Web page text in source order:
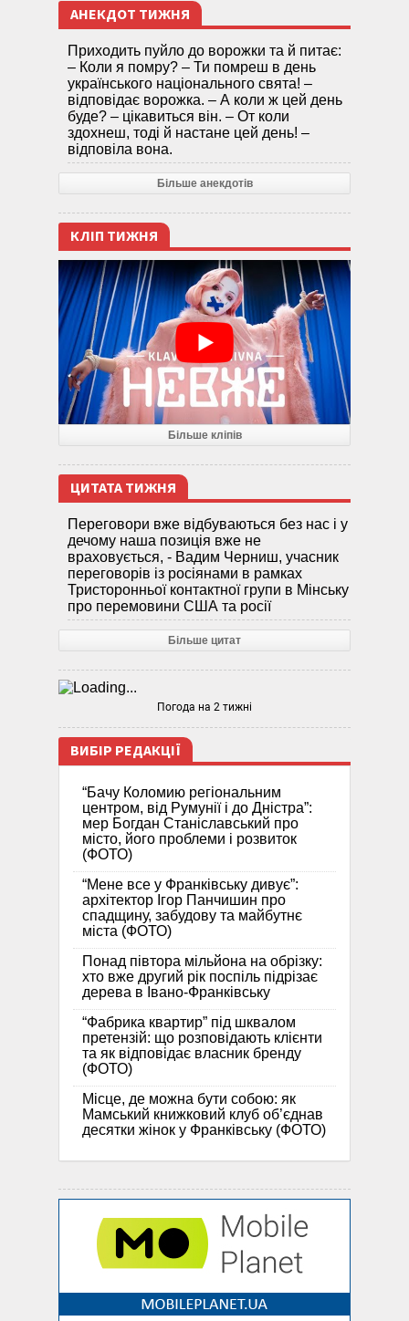
АНЕКДОТ ТИЖНЯ
Приходить пуйло до ворожки та й питає:
– Коли я помру? – Ти помреш в день
українського національного свята! –
відповідає ворожка. – А коли ж цей день
буде? – цікавиться він. – От коли
здохнеш, тоді й настане цей день! –
відповіла вона.
Більше анекдотів
КЛІП ТИЖНЯ
Більше кліпів
ЦИТАТА ТИЖНЯ
Переговори вже відбуваються без нас і у
дечому наша позиція вже не
враховується, - Вадим Черниш, учасник
переговорів із росіянами в рамках
Тристоронньої контактної групи в Мінську
про перемовини США та росії
Більше цитат
Погода на 2 тижні
ВИБІР РЕДАКЦІЇ
“Бачу Коломию регіональним
центром, від Румунії і до Дністра”:
мер Богдан Станіславський про
місто, його проблеми і розвиток
(ФОТО)
“Мене все у Франківську дивує”:
архітектор Ігор Панчишин про
спадщину, забудову та майбутнє
міста (ФОТО)
Понад півтора мільйона на обрізку:
хто вже другий рік поспіль підрізає
дерева в Івано-Франківську
“Фабрика квартир” під шквалом
претензій: що розповідають клієнти
та як відповідає власник бренду
(ФОТО)
Місце, де можна бути собою: як
Мамський книжковий клуб об’єднав
десятки жінок у Франківську (ФОТО)